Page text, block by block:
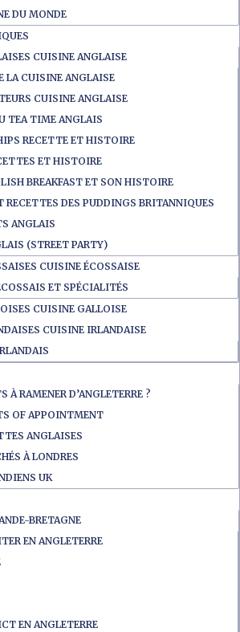
DU MONDE
CUISINE ANGLAISE
LA CUISINE ANGLAISE
CUISINE ANGLAISE
TEA TIME ANGLAIS
RECETTE ET HISTOIRE
ET HISTOIRE
BREAKFAST ET SON HISTOIRE
RECETTES DES PUDDINGS BRITANNIQUES
ANGLAIS
(STREET PARTY)
CUISINE ÉCOSSAISE
ET SPÉCIALITÉS
CUISINE GALLOISE
CUISINE IRLANDAISE
À RAMENER D’ANGLETERRE ?
OF APPOINTMENT
ANGLAISES
À LONDRES
UK
BRETAGNE
EN ANGLETERRE
EN ANGLETERRE